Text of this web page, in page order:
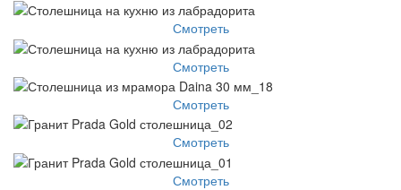
Смотреть
Смотреть
Смотреть
Смотреть
Смотреть